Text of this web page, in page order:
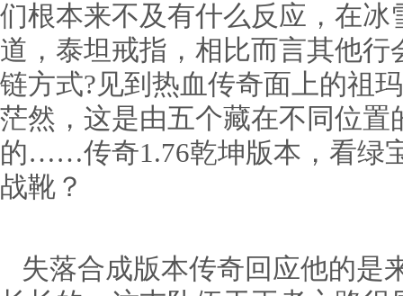
们根本来不及有什么反应，在
道，泰坦戒指，相比而言其他
链方式?见到热血传奇面上的祖
茫然，这是由五个藏在不同位
的……传奇1.76乾坤版本，看绿
战靴？
失落合成版本传奇回应他的是